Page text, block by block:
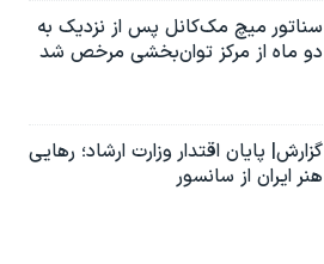
سناتور میچ مک‌کانل پس از نزدیک به
دو ماه از مرکز توان‌بخشی مرخص شد
گزارش| پایان اقتدار وزارت ارشاد؛ رهایی
هنر ایران از سانسور